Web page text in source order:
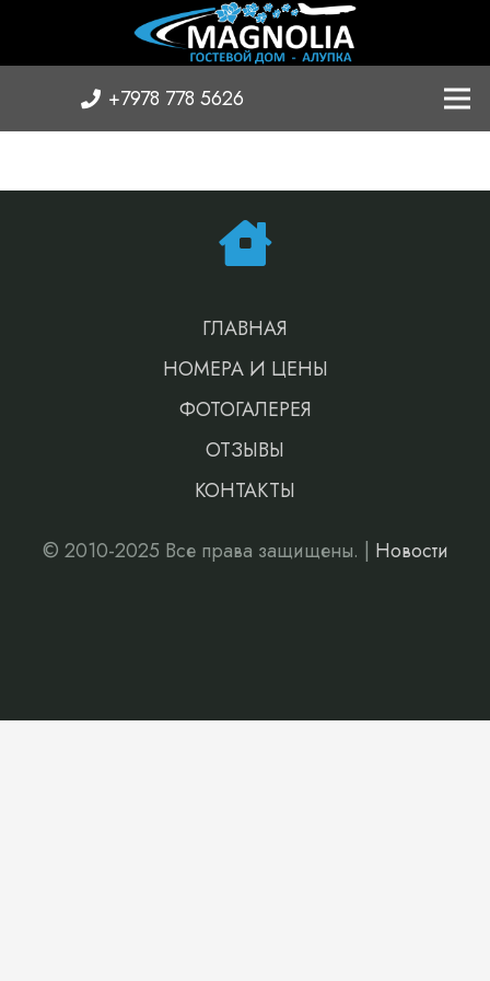
+7978 778 5626
ГЛАВНАЯ
НОМЕРА И ЦЕНЫ
ФОТОГАЛЕРЕЯ
ОТЗЫВЫ
КОНТАКТЫ
© 2010-2025 Все права защищены. | Новости